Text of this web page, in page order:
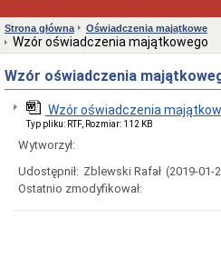
Wójta
Gminy
Borzytuchom
o
przystąpieniu
Gminy
Borzytuchom
preferencyjnego
zakupu
paliwa
stałego
z
Strona główna Oświadczenia majątkowe
Wzór oświadczenia majątkowego
Wzór oświadczenia
Wzór oświadczenia
Typ pliku: RTF, Rozmiar: 112 KB
Wytworzył:
Udostępnił: Zblewski Rafał (2019-01-
Ostatnio zmodyfikował: